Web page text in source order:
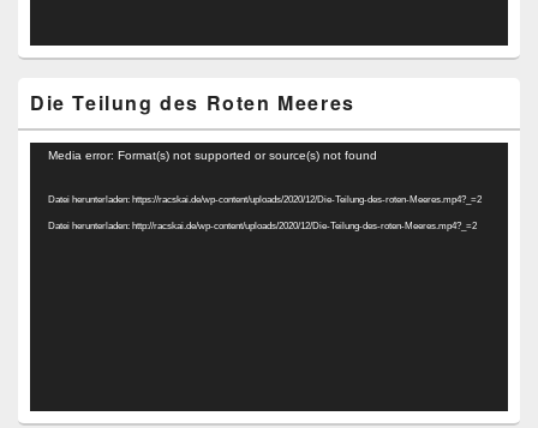
Die Teilung des Roten Meeres
Video-
Media error: Format(s) not supported or source(s) not found
Datei herunterladen: https://racskai.de/wp-content/uploads/2020/12/Die-Teilung-des-roten-Meeres.mp4?_=2
Datei herunterladen: http://racskai.de/wp-content/uploads/2020/12/Die-Teilung-des-roten-Meeres.mp4?_=2